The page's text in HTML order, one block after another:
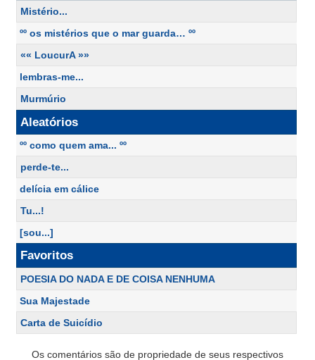
Mistério...
ºº os mistérios que o mar guarda… ºº
«« LoucurA »»
lembras-me...
Murmúrio
Aleatórios
ºº como quem ama... ºº
perde-te...
delícia em cálice
Tu...!
[sou...]
Favoritos
POESIA DO NADA E DE COISA NENHUMA
Sua Majestade
Carta de Suicídio
Os comentários são de propriedade de seus respectivos